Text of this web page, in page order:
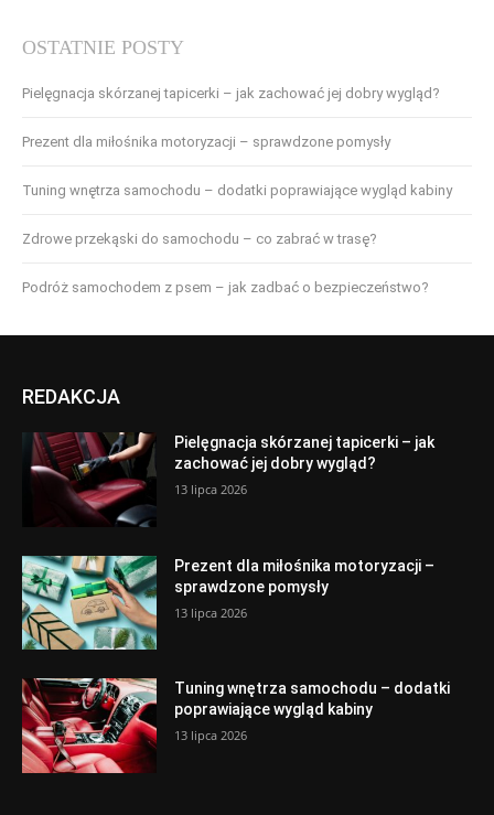
OSTATNIE POSTY
Pielęgnacja skórzanej tapicerki – jak zachować jej dobry wygląd?
Prezent dla miłośnika motoryzacji – sprawdzone pomysły
Tuning wnętrza samochodu – dodatki poprawiające wygląd kabiny
Zdrowe przekąski do samochodu – co zabrać w trasę?
Podróż samochodem z psem – jak zadbać o bezpieczeństwo?
REDAKCJA
Pielęgnacja skórzanej tapicerki – jak
zachować jej dobry wygląd?
13 lipca 2026
Prezent dla miłośnika motoryzacji –
sprawdzone pomysły
13 lipca 2026
Tuning wnętrza samochodu – dodatki
poprawiające wygląd kabiny
13 lipca 2026